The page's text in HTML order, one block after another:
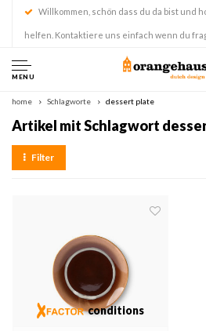
Willkommen, schön dass du da bist und
helfen. Kontaktiere uns einfach wenn du
MENU
home Schlagworte dessert plate
Artikel mit Schlagwort
Filter
conditions